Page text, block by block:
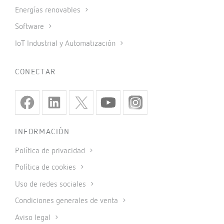
Energías renovables
Software
IoT Industrial y Automatización
CONECTAR
INFORMACIÓN
Política de privacidad
Política de cookies
Uso de redes sociales
Condiciones generales de venta
Aviso legal